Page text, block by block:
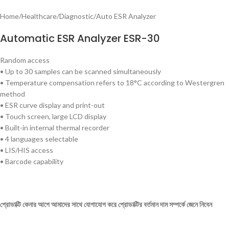
Home/Healthcare/Diagnostic/Auto ESR Analyzer
Automatic ESR Analyzer ESR-30
Random access
• Up to 30 samples can be scanned simultaneously
• Temperature compensation refers to 18°C according to Westergren
method
• ESR curve display and print-out
• Touch screen, large LCD display
• Built-in internal thermal recorder
• 4 languages selectable
• LIS/HIS access
• Barcode capability
প্রোডাক্টি কেনার আগে আমাদের সাথে যোগাযোগ করে প্রোডাক্টির বর্তমান দাম সম্পর্কে জেনে নিবেন